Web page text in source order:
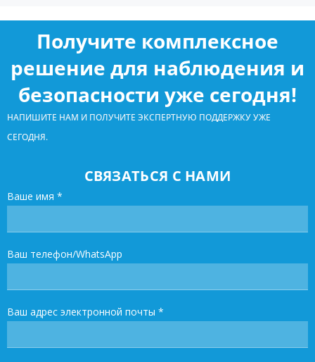
Получите комплексное
решение для наблюдения и
безопасности уже сегодня!
НАПИШИТЕ НАМ И ПОЛУЧИТЕ ЭКСПЕРТНУЮ ПОДДЕРЖКУ УЖЕ
СЕГОДНЯ.
СВЯЗАТЬСЯ С НАМИ
Ваше имя *
Ваш телефон/WhatsApp
Ваш адрес электронной почты *